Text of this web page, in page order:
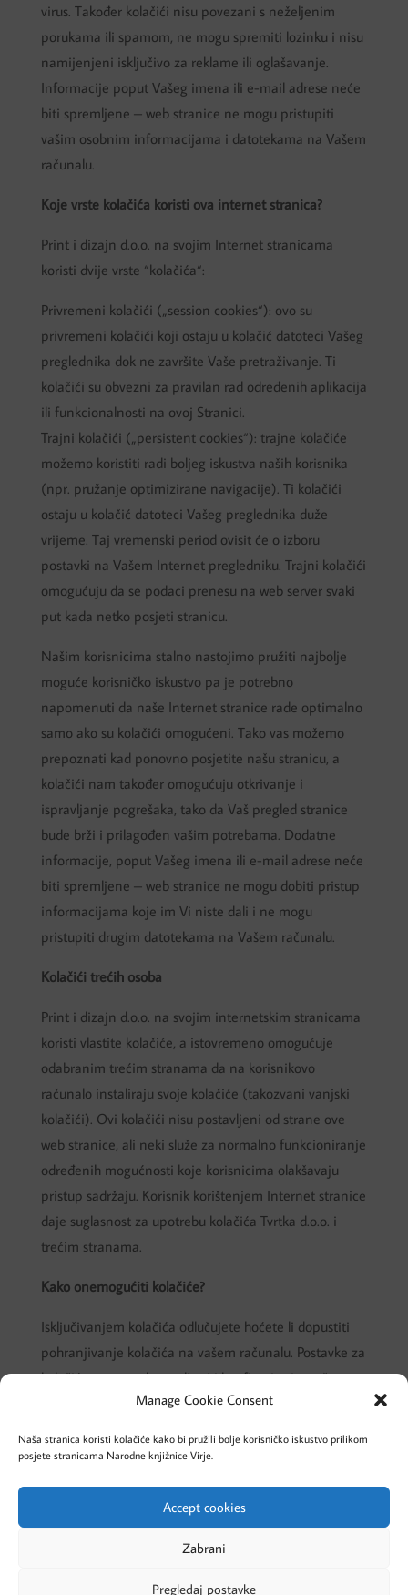
Manage Cookie Consent
Naša stranica koristi kolačiće kako bi pružili bolje korisničko iskustvo prilikom
posjete stranicama Narodne knjižnice Virje.
Accept cookies
Zabrani
Pregledaj postavke
virus. Također kolačići nisu povezani s neželjenim
porukama ili spamom, ne mogu spremiti lozinku i nisu
namijenjeni isključivo za reklame ili oglašavanje.
Informacije poput Vašeg imena ili e-mail adrese neće
biti spremljene – web stranice ne mogu pristupiti
vašim osobnim informacijama i datotekama na Vašem
računalu.
Koje vrste kolačića koristi ova internet stranica?
Print i dizajn d.o.o. na svojim Internet stranicama
koristi dvije vrste “kolačića“:
Privremeni kolačići („session cookies“): ovo su
privremeni kolačići koji ostaju u kolačić datoteci Vašeg
preglednika dok ne završite Vaše pretraživanje. Ti
kolačići su obvezni za pravilan rad određenih aplikacija
ili funkcionalnosti na ovoj Stranici.
Trajni kolačići („persistent cookies“): trajne kolačiće
možemo koristiti radi boljeg iskustva naših korisnika
(npr. pružanje optimizirane navigacije). Ti kolačići
ostaju u kolačić datoteci Vašeg preglednika duže
vrijeme. Taj vremenski period ovisit će o izboru
postavki na Vašem Internet pregledniku. Trajni kolačići
omogućuju da se podaci prenesu na web server svaki
put kada netko posjeti stranicu.
Našim korisnicima stalno nastojimo pružiti najbolje
moguće korisničko iskustvo pa je potrebno
napomenuti da naše Internet stranice rade optimalno
samo ako su kolačići omogućeni. Tako vas možemo
prepoznati kad ponovno posjetite našu stranicu, a
kolačići nam također omogućuju otkrivanje i
ispravljanje pogrešaka, tako da Vaš pregled stranice
bude brži i prilagođen vašim potrebama. Dodatne
informacije, poput Vašeg imena ili e-mail adrese neće
biti spremljene – web stranice ne mogu dobiti pristup
informacijama koje im Vi niste dali i ne mogu
pristupiti drugim datotekama na Vašem računalu.
Kolačići trećih osoba
Print i dizajn d.o.o. na svojim internetskim stranicama
koristi vlastite kolačiće, a istovremeno omogućuje
odabranim trećim stranama da na korisnikovo
računalo instaliraju svoje kolačiće (takozvani vanjski
kolačići). Ovi kolačići nisu postavljeni od strane ove
web stranice, ali neki služe za normalno funkcioniranje
određenih mogućnosti koje korisnicima olakšavaju
pristup sadržaju. Korisnik korištenjem Internet stranice
daje suglasnost za upotrebu kolačića Tvrtka d.o.o. i
trećim stranama.
Kako onemogućiti kolačiće?
Isključivanjem kolačića odlučujete hoćete li dopustiti
pohranjivanje kolačića na vašem računalu. Postavke za
kolačiće mogu se kontrolirati i konfigurirati u vašem
Internet pregledniku.
izborniku Alati/Opcije (Tools/Options) u svom